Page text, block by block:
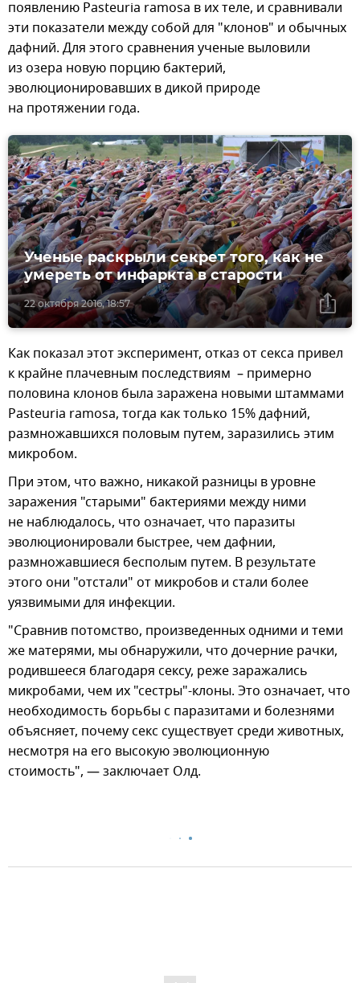
появлению Pasteuria ramosa в их теле, и сравнивали
эти показатели между собой для "клонов" и обычных
дафний. Для этого сравнения ученые выловили
из озера новую порцию бактерий,
эволюционировавших в дикой природе
на протяжении года.
22 октября 2016, 18:57
Ученые раскрыли секрет того, как не
умереть от инфаркта в старости
Как показал этот эксперимент, отказ от секса привел
к крайне плачевным последствиям – примерно
половина клонов была заражена новыми штаммами
Pasteuria ramosa, тогда как только 15% дафний,
размножавшихся половым путем, заразились этим
микробом.
При этом, что важно, никакой разницы в уровне
заражения "старыми" бактериями между ними
не наблюдалось, что означает, что паразиты
эволюционировали быстрее, чем дафнии,
размножавшиеся бесполым путем. В результате
этого они "отстали" от микробов и стали более
уязвимыми для инфекции.
"Сравнив потомство, произведенных одними и теми
же матерями, мы обнаружили, что дочерние рачки,
родившееся благодаря сексу, реже заражались
микробами, чем их "сестры"-клоны. Это означает, что
необходимость борьбы с паразитами и болезнями
объясняет, почему секс существует среди животных,
несмотря на его высокую эволюционную
стоимость", — заключает Олд.